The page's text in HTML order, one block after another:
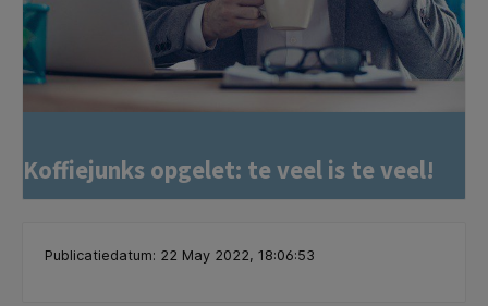
Koffiejunks opgelet: te veel is te veel!
Publicatiedatum: 22 May 2022, 18:06:53